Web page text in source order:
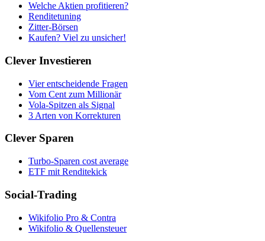
Welche Aktien profitieren?
Renditetuning
Zitter-Börsen
Kaufen? Viel zu unsicher!
Clever Investieren
Vier entscheidende Fragen
Vom Cent zum Millionär
Vola-Spitzen als Signal
3 Arten von Korrekturen
Clever Sparen
Turbo-Sparen cost average
ETF mit Renditekick
Social-Trading
Wikifolio Pro & Contra
Wikifolio & Quellensteuer